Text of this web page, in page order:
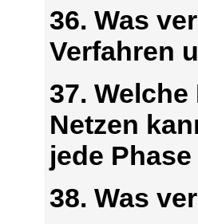
36. Was
Verfahren
37.
Netzen
jede
38. Was